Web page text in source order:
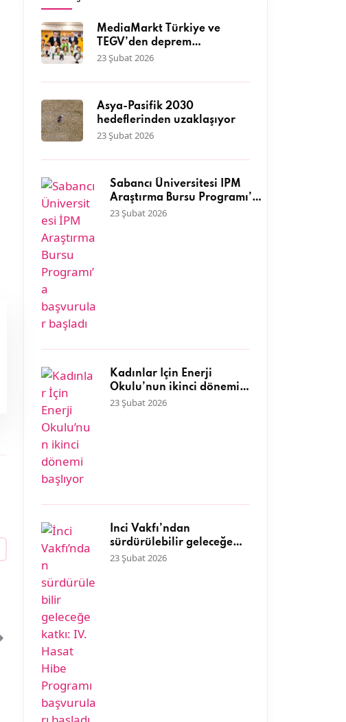
MediaMarkt Türkiye ve
TEGV’den deprem
bölgesinde 11 bini aşkın
desteği
23 Şubat 2026
Asya-Pasifik 2030
hedeflerinden uzaklaşıyor
23 Şubat 2026
Sabancı Üniversitesi İPM
Araştırma Bursu Programı’a
başvurular başladı
23 Şubat 2026
Kadınlar İçin Enerji
Okulu’nun ikinci dönemi
başlıyor
23 Şubat 2026
İnci Vakfı’ndan
sürdürülebilir geleceğe
katkı: IV. Hasat Hibe
23 Şubat 2026